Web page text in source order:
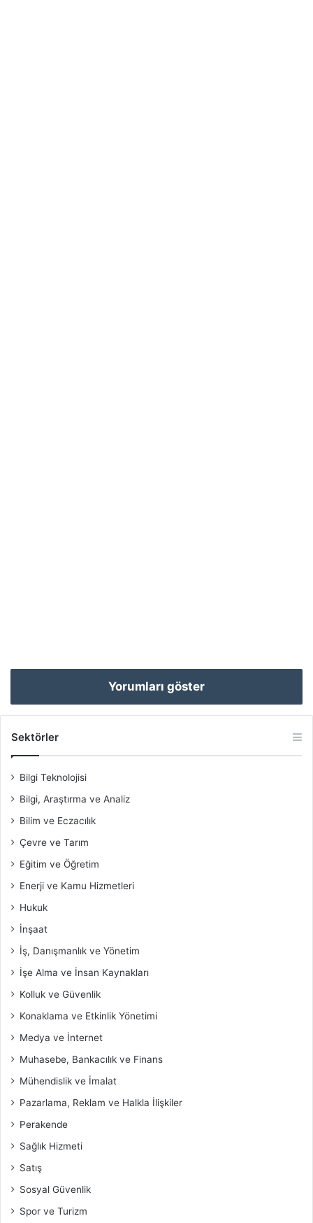
Yorumları göster
Sektörler
Bilgi Teknolojisi
Bilgi, Araştırma ve Analiz
Bilim ve Eczacılık
Çevre ve Tarım
Eğitim ve Öğretim
Enerji ve Kamu Hizmetleri
Hukuk
İnşaat
İş, Danışmanlık ve Yönetim
İşe Alma ve İnsan Kaynakları
Kolluk ve Güvenlik
Konaklama ve Etkinlik Yönetimi
Medya ve İnternet
Muhasebe, Bankacılık ve Finans
Mühendislik ve İmalat
Pazarlama, Reklam ve Halkla İlişkiler
Perakende
Sağlık Hizmeti
Satış
Sosyal Güvenlik
Spor ve Turizm